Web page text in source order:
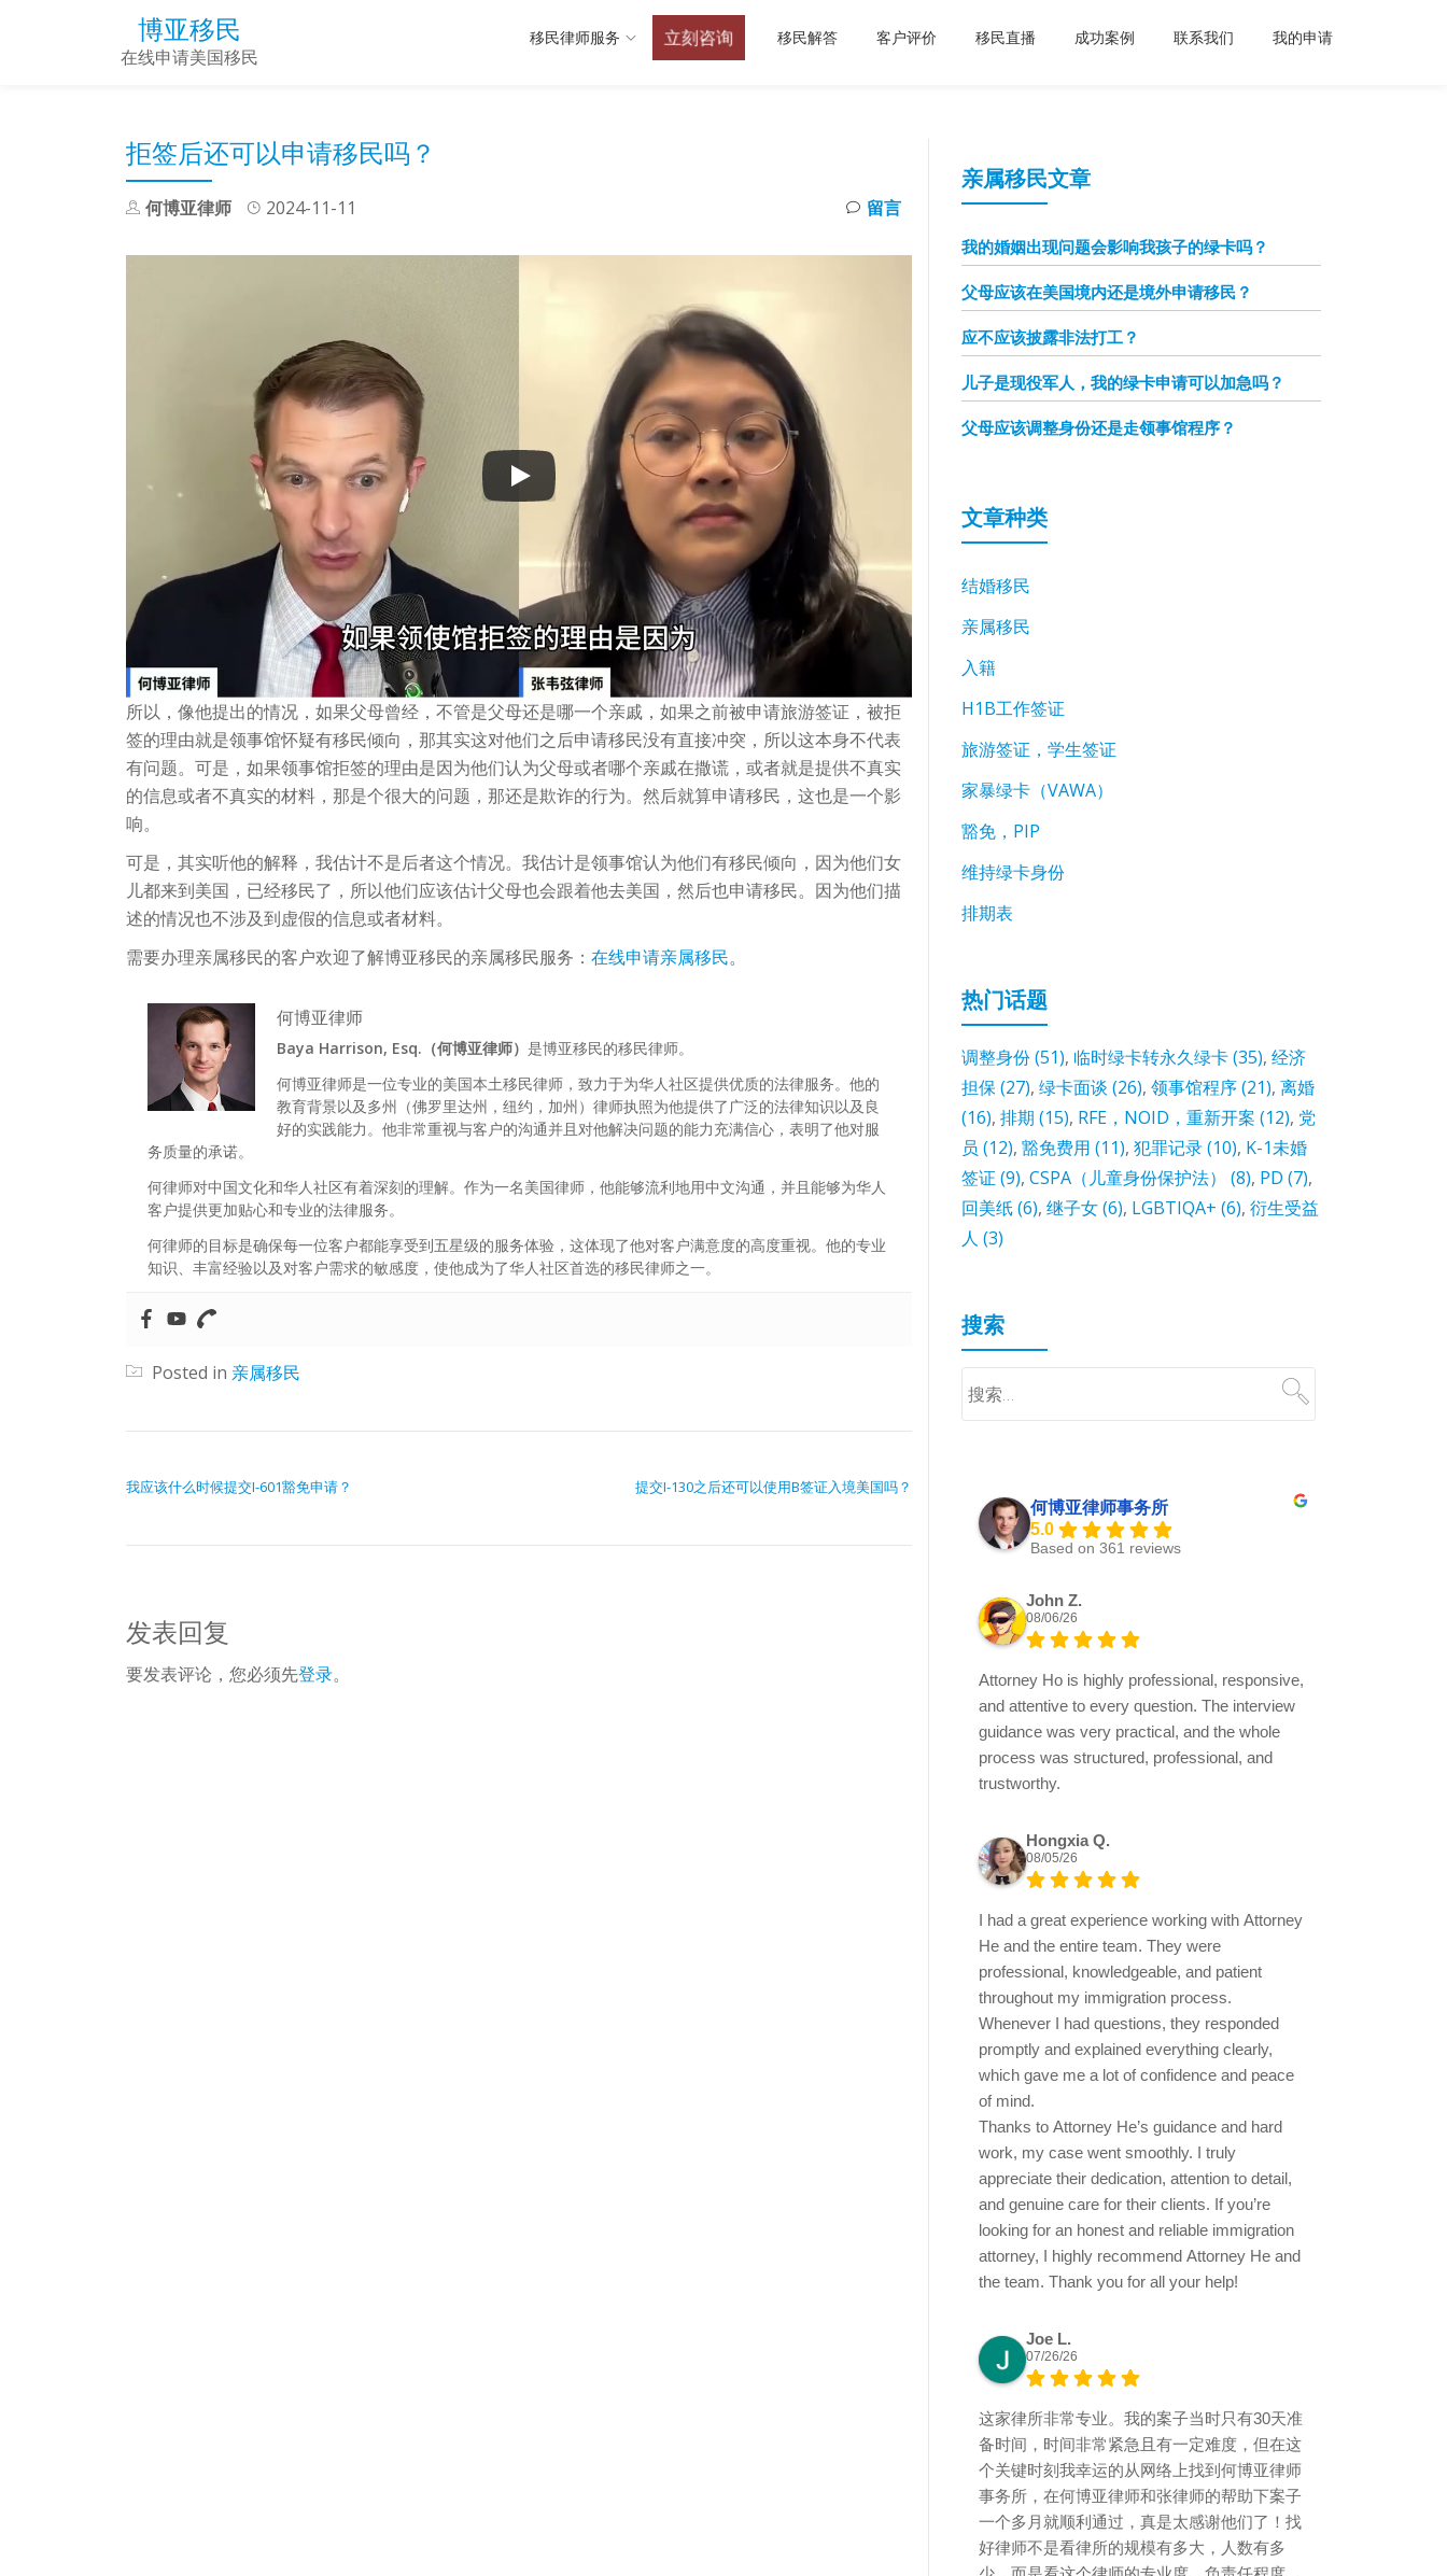
博亚移民
在线申请美国移民
移民律师服务 立刻咨询 移民解答 客户评价 移民直播 成功案例 联系我们 我的申请
拒签后还可以申请移民吗？
何博亚律师 2024-11-11 留言
所以，像他提出的情况，如果父母曾经，不管是父母还是哪一个亲戚，如果之前被申请旅游签证，被拒
签的理由就是领事馆怀疑有移民倾向，那其实这对他们之后申请移民没有直接冲突，所以这本身不代表
有问题。可是，如果领事馆拒签的理由是因为他们认为父母或者哪个亲戚在撒谎，或者就是提供不真实
的信息或者不真实的材料，那是个很大的问题，那还是欺诈的行为。然后就算申请移民，这也是一个影
响。
可是，其实听他的解释，我估计不是后者这个情况。我估计是领事馆认为他们有移民倾向，因为他们女
儿都来到美国，已经移民了，所以他们应该估计父母也会跟着他去美国，然后也申请移民。因为他们描
述的情况也不涉及到虚假的信息或者材料。
需要办理亲属移民的客户欢迎了解博亚移民的亲属移民服务： 在线申请亲属移民。
何博亚律师
Baya Harrison, Esq.（何博亚律师） 是博亚移民的移民律师。
何博亚律师是一位专业的美国本土移民律师，致力于为华人社区提供优质的法律服务。他的
教育背景以及多州（佛罗里达州，纽约，加州）律师执照为他提供了广泛的法律知识以及良
好的实践能力。他非常重视与客户的沟通并且对他解决问题的能力充满信心，表明了他对服
务质量的承诺。
何律师对中国文化和华人社区有着深刻的理解。作为一名美国律师，他能够流利地用中文沟通，并且能够为华人
客户提供更加贴心和专业的法律服务。
何律师的目标是确保每一位客户都能享受到五星级的服务体验，这体现了他对客户满意度的高度重视。他的专业
知识、丰富经验以及对客户需求的敏感度，使他成为了华人社区首选的移民律师之一。
Posted in 亲属移民
我应该什么时候提交I-601豁免申请？ 提交I-130之后还可以使用B签证入境美国吗？
发表回复
要发表评论，您必须先登录。
亲属移民文章
我的婚姻出现问题会影响我孩子的绿卡吗？
父母应该在美国境内还是境外申请移民？
应不应该披露非法打工？
儿子是现役军人，我的绿卡申请可以加急吗？
父母应该调整身份还是走领事馆程序？
文章种类
结婚移民
亲属移民
入籍
H1B工作签证
旅游签证，学生签证
家暴绿卡（VAWA）
豁免，PIP
维持绿卡身份
排期表
热门话题
调整身份(51), 临时绿卡转永久绿卡(35), 经济
担保(27), 绿卡面谈 (26), 领事馆程序(21), 离婚
(16), 排期 (15), RFE，NOID，重新开案 (12), 党
员 (12), 豁免费用 (11), 犯罪记录(10), K-1未婚
签证 (9), CSPA（儿童身份保护法） (8), PD (7),
回美纸(6), 继子女(6), LGBTIQA+ (6), 衍生受益
人 (3)
搜索
何博亚律师事务所
5.0
Based on 361 reviews
John Z.
08/06/26
Attorney Ho is highly professional, responsive,
and attentive to every question. The interview
guidance was very practical, and the whole
process was structured, professional, and
trustworthy.
Hongxia Q.
08/05/26
I had a great experience working with Attorney
He and the entire team. They were
professional, knowledgeable, and patient
throughout my immigration process.
Whenever I had questions, they responded
promptly and explained everything clearly,
which gave me a lot of confidence and peace
of mind.
Thanks to Attorney He’s guidance and hard
work, my case went smoothly. I truly
appreciate their dedication, attention to detail,
and genuine care for their clients. If you’re
looking for an honest and reliable immigration
attorney, I highly recommend Attorney He and
the team. Thank you for all your help!
Joe L.
07/26/26
这家律所非常专业。我的案子当时只有30天准
备时间，时间非常紧急且有一定难度，但在这
个关键时刻我幸运的从网络上找到何博亚律师
事务所，在何博亚律师和张律师的帮助下案子
一个多月就顺利通过，真是太感谢他们了！找
好律师不是看律所的规模有多大，人数有多